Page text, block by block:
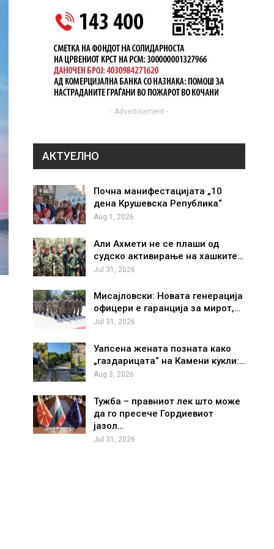
- Advertisement -
АКТУЕЛНО
Почна манифестацијата „10
дена Крушевска Република“
Aug 1, 2026
Али Ахмети не се плаши од
судско активирање на хашките…
Jul 31, 2026
Мисајловски: Новата генерација
офицери е гаранција за мирот,…
Jul 31, 2026
Уапсена жената позната како
„газдарицата“ на Камени кукли:…
Aug 3, 2026
Тужба – правниот лек што може
да го пресече Гордиевиот
јазол…
Jul 31, 2026